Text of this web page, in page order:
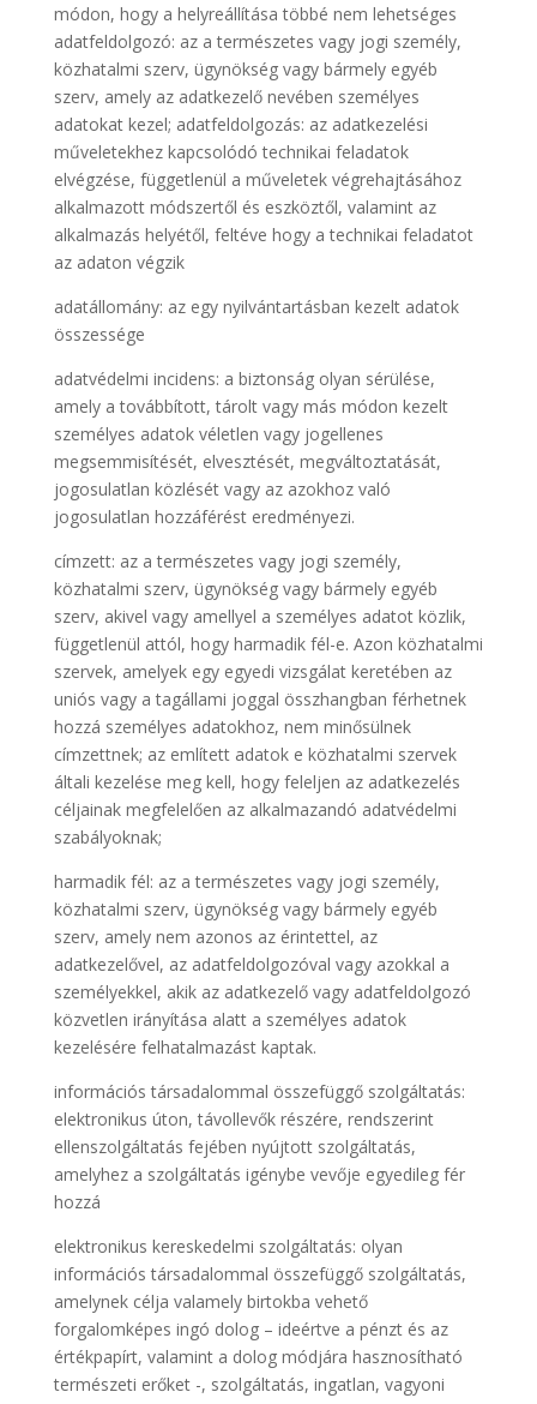
módon, hogy a helyreállítása többé nem lehetséges
adatfeldolgozó: az a természetes vagy jogi személy,
közhatalmi szerv, ügynökség vagy bármely egyéb
szerv, amely az adatkezelő nevében személyes
adatokat kezel; adatfeldolgozás: az adatkezelési
műveletekhez kapcsolódó technikai feladatok
elvégzése, függetlenül a műveletek végrehajtásához
alkalmazott módszertől és eszköztől, valamint az
alkalmazás helyétől, feltéve hogy a technikai feladatot
az adaton végzik
adatállomány: az egy nyilvántartásban kezelt adatok
összessége
adatvédelmi incidens: a biztonság olyan sérülése,
amely a továbbított, tárolt vagy más módon kezelt
személyes adatok véletlen vagy jogellenes
megsemmisítését, elvesztését, megváltoztatását,
jogosulatlan közlését vagy az azokhoz való
jogosulatlan hozzáférést eredményezi.
címzett: az a természetes vagy jogi személy,
közhatalmi szerv, ügynökség vagy bármely egyéb
szerv, akivel vagy amellyel a személyes adatot közlik,
függetlenül attól, hogy harmadik fél-e. Azon közhatalmi
szervek, amelyek egy egyedi vizsgálat keretében az
uniós vagy a tagállami joggal összhangban férhetnek
hozzá személyes adatokhoz, nem minősülnek
címzettnek; az említett adatok e közhatalmi szervek
általi kezelése meg kell, hogy feleljen az adatkezelés
céljainak megfelelően az alkalmazandó adatvédelmi
szabályoknak;
harmadik fél: az a természetes vagy jogi személy,
közhatalmi szerv, ügynökség vagy bármely egyéb
szerv, amely nem azonos az érintettel, az
adatkezelővel, az adatfeldolgozóval vagy azokkal a
személyekkel, akik az adatkezelő vagy adatfeldolgozó
közvetlen irányítása alatt a személyes adatok
kezelésére felhatalmazást kaptak.
információs társadalommal összefüggő szolgáltatás:
elektronikus úton, távollevők részére, rendszerint
ellenszolgáltatás fejében nyújtott szolgáltatás,
amelyhez a szolgáltatás igénybe vevője egyedileg fér
hozzá
elektronikus kereskedelmi szolgáltatás: olyan
információs társadalommal összefüggő szolgáltatás,
amelynek célja valamely birtokba vehető
forgalomképes ingó dolog – ideértve a pénzt és az
értékpapírt, valamint a dolog módjára hasznosítható
természeti erőket -, szolgáltatás, ingatlan, vagyoni